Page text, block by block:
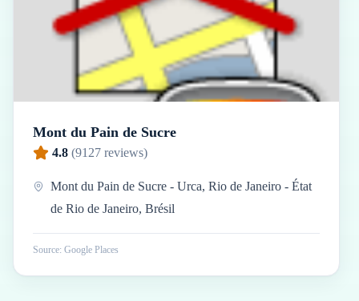
Mont du Pain de Sucre
4.8 (9127 reviews)
Mont du Pain de Sucre - Urca, Rio de Janeiro - État
de Rio de Janeiro, Brésil
Source: Google Places